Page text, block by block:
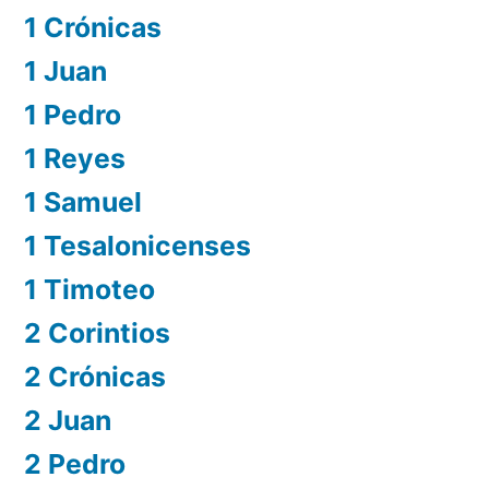
1 Crónicas
1 Juan
1 Pedro
1 Reyes
1 Samuel
1 Tesalonicenses
1 Timoteo
2 Corintios
2 Crónicas
2 Juan
2 Pedro